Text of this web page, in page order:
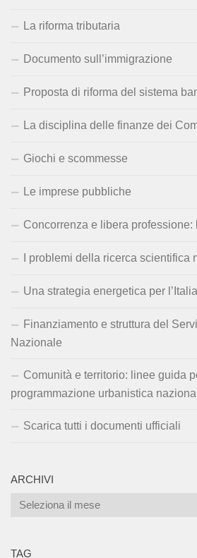
La riforma tributaria
Documento sull’immigrazione
Proposta di riforma del sistema
La disciplina delle finanze dei
Giochi e scommesse
Le imprese pubbliche
Concorrenza e libera professione:
I problemi della ricerca scientifica
Una strategia energetica per l’Italia
Finanziamento e struttura del
Nazionale
Comunità e territorio: linee guida
programmazione urbanistica
Scarica tutti i documenti ufficiali
ARCHIVI
Archivi
TAG